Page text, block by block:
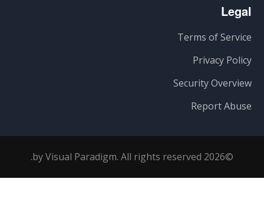
Legal
Terms of Service
Privacy Policy
Security Overview
Report Abuse
©2026 by Visual Paradigm. All rights reserved.